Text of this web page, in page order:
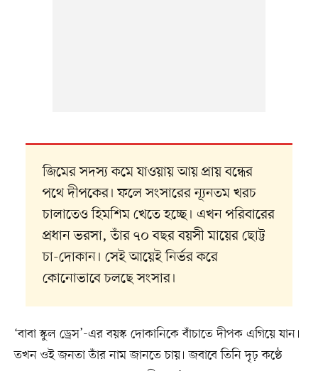
জিমের সদস্য কমে যাওয়ায় আয় প্রায় বন্ধের
পথে দীপকের। ফলে সংসারের ন্যূনতম খরচ
চালাতেও হিমশিম খেতে হচ্ছে। এখন পরিবারের
প্রধান ভরসা, তাঁর ৭০ বছর বয়সী মায়ের ছোট্ট
চা-দোকান। সেই আয়েই নির্ভর করে
কোনোভাবে চলছে সংসার।
‘বাবা স্কুল ড্রেস’-এর বয়স্ক দোকানিকে বাঁচাতে দীপক এগিয়ে যান।
তখন ওই জনতা তাঁর নাম জানতে চায়। জবাবে তিনি দৃঢ় কণ্ঠে